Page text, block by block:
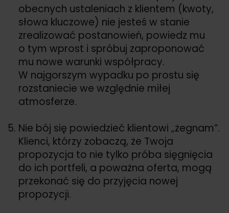
obecnych ustaleniach z klientem (kwoty,
słowa kluczowe) nie jesteś w stanie
zrealizować postanowień, powiedz mu
o tym wprost i spróbuj zaproponować
mu nowe warunki współpracy.
W najgorszym wypadku po prostu się
rozstaniecie we względnie miłej
atmosferze.
Nie bój się powiedzieć klientowi „żegnam”.
Klienci, którzy zobaczą, że Twoja
propozycja to nie tylko próba sięgnięcia
do ich portfeli, a poważna oferta, mogą
przekonać się do przyjęcia nowej
propozycji.